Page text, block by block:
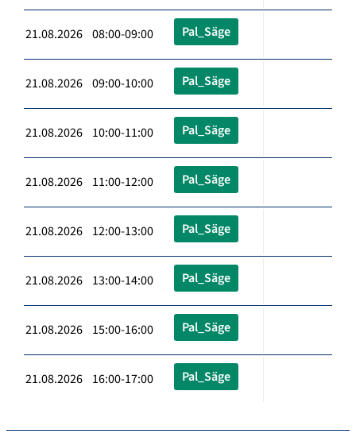
21.08.2026 08:00-09:00 Pal_Säge
21.08.2026 09:00-10:00 Pal_Säge
21.08.2026 10:00-11:00 Pal_Säge
21.08.2026 11:00-12:00 Pal_Säge
21.08.2026 12:00-13:00 Pal_Säge
21.08.2026 13:00-14:00 Pal_Säge
21.08.2026 15:00-16:00 Pal_Säge
21.08.2026 16:00-17:00 Pal_Säge